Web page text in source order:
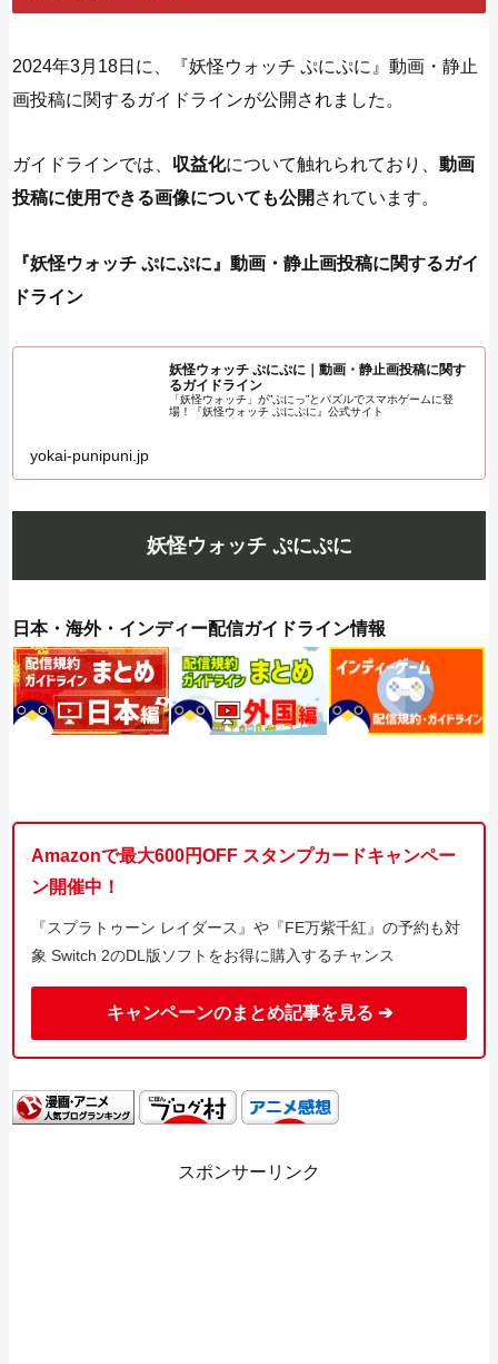
2024年3月18日に、『妖怪ウォッチ ぷにぷに』動画・静止
画投稿に関するガイドラインが公開されました。
ガイドラインでは、 収益化について触れられており、動画
投稿に使用できる画像についても公開 されています。
『妖怪ウォッチ ぷにぷに』動画・静止画投稿に関するガイ
ドライン
妖怪ウォッチ ぷにぷに｜動画・静止画投稿に関す
るガイドライン
「妖怪ウォッチ」が”ぷにっ”とパズルでスマホゲームに登
場！『妖怪ウォッチ ぷにぷに』公式サイト
yokai-punipuni.jp
妖怪ウォッチ ぷにぷに
日本・海外・インディー配信ガイドライン情報
Amazonで最大600円OFF スタンプカードキャンペー
ン開催中！
『スプラトゥーン レイダース』や『FE万紫千紅』の予約も対
象 Switch 2のDL版ソフトをお得に購入するチャンス
キャンペーンのまとめ記事を見る ➔
スポンサーリンク